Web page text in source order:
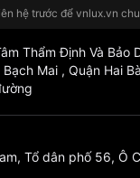
hệ trước để vnlux.vn
Thẩm Định Và Bảo
Mai , Quận Hai
Tổ dân phố 56, Ô